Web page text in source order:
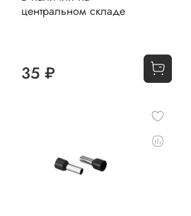
центральном складе
35 ₽